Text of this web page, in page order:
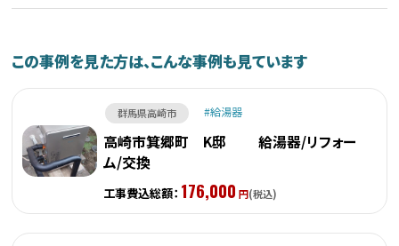
この事例を見た方は、こんな事例も見ています
群馬県高崎市 給湯器
高崎市箕郷町 K邸 給湯器/リフォー
ム/交換
工事費込総額： 176,000 円(税込)